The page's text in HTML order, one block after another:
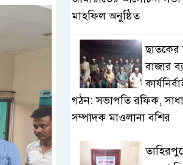
মাহফিল অনুষ্ঠিত
ছাতকের
বাজার
গঠন: সভাপতি রফিক,
সম্পাদক মাওলানা বশির